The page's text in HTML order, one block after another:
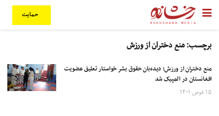
حمایت
برچسب:منع دختران از ورزش
منع دختران از ورزش؛ دیده‌بان حقوق بشر خواستار تعلیق عضویت
افغانستان در المپیک شد
۱۵ قوس ۱۴۰۱